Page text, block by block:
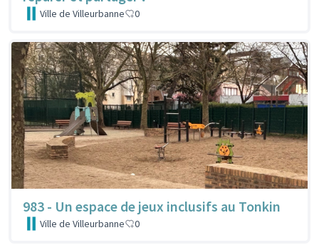
Ville de Villeurbanne 0
983 - Un espace de jeux inclusifs au Tonkin
Ville de Villeurbanne 0